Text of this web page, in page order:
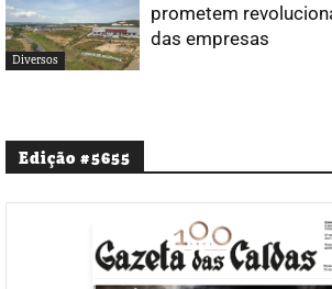
Diversos
prometem
das empresas
Edição #5655